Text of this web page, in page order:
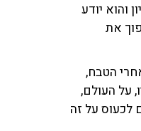
והוא יודע
את
גוטה, הפוך. אחרי ה-7 באוקטובר, אחרי הטבח,
על העולם,
לכעוס על זה